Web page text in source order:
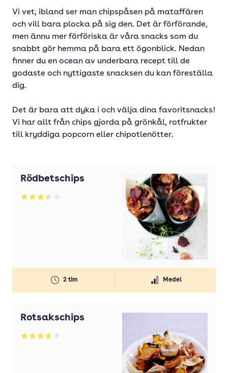
Vi vet, ibland ser man chipspåsen på mataffären
och vill bara plocka på sig den. Det är förförande,
men ännu mer förföriska är våra snacks som du
snabbt gör hemma på bara ett ögonblick. Nedan
finner du en ocean av underbara recept till de
godaste och nyttigaste snacksen du kan föreställa
dig.
Det är bara att dyka i och välja dina favoritsnacks!
Vi har allt från chips gjorda på grönkål, rotfrukter
till kryddiga popcorn eller chipotlenötter.
Rödbetschips
Betyg: 3.42 av 5
2 tim Medel
Rotsakschips
Betyg: 3.62 av 5